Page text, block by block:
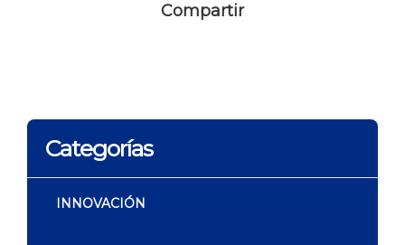
Compartir
Categorías
INNOVACIÓN